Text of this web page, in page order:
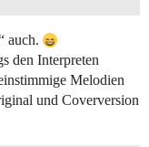
auch.
den Interpreten
Melodien
und Coverversion